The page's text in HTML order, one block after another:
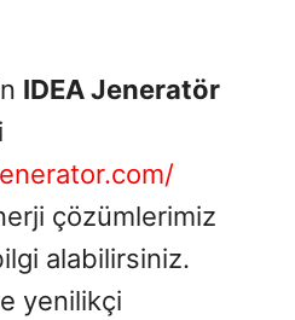
IDEA Jeneratör
çözümlerimiz
alabilirsiniz.
yenilikçi